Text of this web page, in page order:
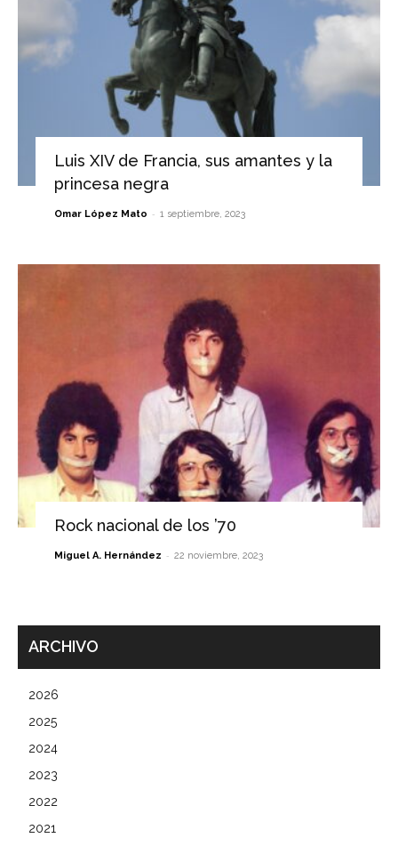
Luis XIV de Francia, sus amantes y la
princesa negra
Omar López Mato - 1 septiembre, 2023
Rock nacional de los ’70
Miguel A. Hernández - 22 noviembre, 2023
ARCHIVO
2026
2025
2024
2023
2022
2021